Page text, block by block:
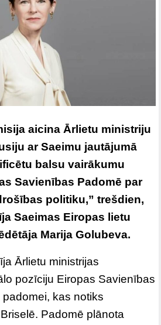
aicina Ārlietu ministriju
ar Saeimu jautājumā
balsu vairākumu
Savienības Padomē par
politiku,” trešdien,
Saeimas Eiropas lietu
Marija Golubeva.
Ārlietu ministrijas
pozīciju Eiropas Savienības
kas notiks
Padomē plānota